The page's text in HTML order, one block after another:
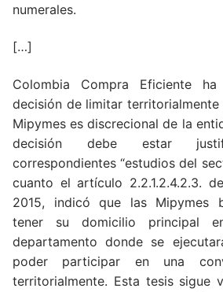
numerales.
[…]
Colombia Compra Eficiente
decisión de limitar
Mipymes es discrecional de la
decisión debe estar
correspondientes “estudios del
cuanto el artículo 2.2.1.2.4.2.3.
2015, indicó que las Mipymes
tener su domicilio principal
departamento donde se
poder participar en una
territorialmente. Esta tesis sigue